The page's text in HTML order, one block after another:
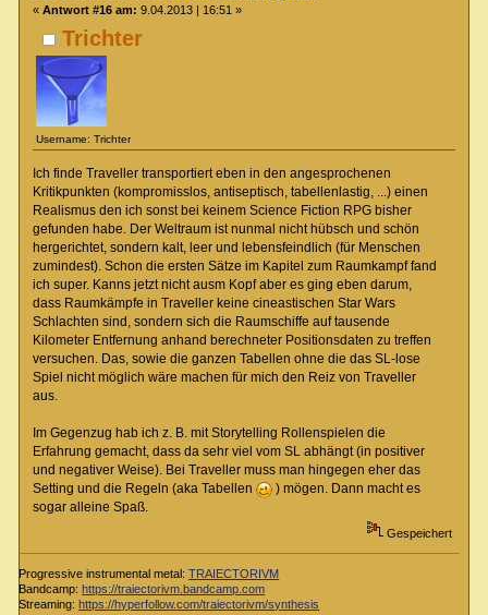
Trichter
Username: Trichter
« Antwort #16 am: 9.04.2013 | 16:51 »
Ich finde Traveller transportiert eben in den angesprochenen
Kritikpunkten (kompromisslos, antiseptisch, tabellenlastig, ...) einen
Realismus den ich sonst bei keinem Science Fiction RPG bisher
gefunden habe. Der Weltraum ist nunmal nicht hübsch und schön
hergerichtet, sondern kalt, leer und lebensfeindlich (für Menschen
zumindest). Schon die ersten Sätze im Kapitel zum Raumkampf fand
ich super. Kanns jetzt nicht ausm Kopf aber es ging eben darum,
dass Raumkämpfe in Traveller keine cineastischen Star Wars
Schlachten sind, sondern sich die Raumschiffe auf tausende
Kilometer Entfernung anhand berechneter Positionsdaten zu treffen
versuchen. Das, sowie die ganzen Tabellen ohne die das SL-lose
Spiel nicht möglich wäre machen für mich den Reiz von Traveller
aus.
Im Gegenzug hab ich z. B. mit Storytelling Rollenspielen die
Erfahrung gemacht, dass da sehr viel vom SL abhängt (in positiver
und negativer Weise). Bei Traveller muss man hingegen eher das
Setting und die Regeln (aka Tabellen
) mögen. Dann macht es
sogar alleine Spaß.
Gespeichert
Progressive instrumental metal:TRAIECTORIVM
Bandcamp:https://traiectorivm.bandcamp.com
Streaming:https://hyperfollow.com/traiectorivm/synthesis